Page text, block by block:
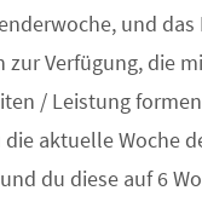
und das
Verfügung, die
/ Leistung
aktuelle Woche
du diese auf 6